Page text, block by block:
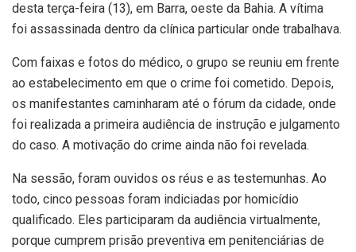
desta terça-feira (13), em Barra, oeste da Bahia. A vítima
foi assassinada dentro da clínica particular onde trabalhava.
Com faixas e fotos do médico, o grupo se reuniu em frente
ao estabelecimento em que o crime foi cometido. Depois,
os manifestantes caminharam até o fórum da cidade, onde
foi realizada a primeira audiência de instrução e julgamento
do caso. A motivação do crime ainda não foi revelada.
Na sessão, foram ouvidos os réus e as testemunhas. Ao
todo, cinco pessoas foram indiciadas por homicídio
qualificado. Eles participaram da audiência virtualmente,
porque cumprem prisão preventiva em penitenciárias de